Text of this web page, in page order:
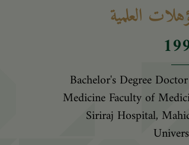
العلمية
Bachelor's Degree
Medicine Faculty of
Siriraj Hospital,